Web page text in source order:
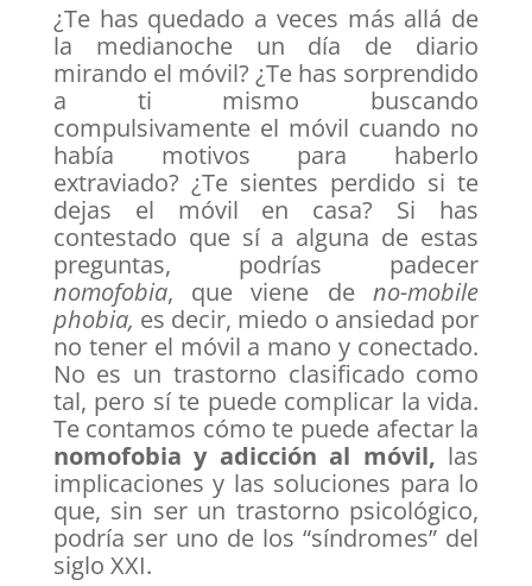
¿Te has quedado a veces más allá de
la medianoche un día de diario
mirando el móvil? ¿Te has sorprendido
a ti mismo buscando
compulsivamente el móvil cuando no
había motivos para haberlo
extraviado? ¿Te sientes perdido si te
dejas el móvil en casa? Si has
contestado que sí a alguna de estas
preguntas, podrías padecer
nomofobia, que viene deno-mobile
phobia, es decir, miedo o ansiedad por
no tener el móvil a mano y conectado.
No es un trastorno clasificado como
tal, pero sí te puede complicar la vida.
Te contamos cómo te puede afectar la
nomofobia y adicción al móvil, las
implicaciones y las soluciones para lo
que, sin ser un trastorno psicológico,
podría ser uno de los “síndromes” del
siglo XXI.